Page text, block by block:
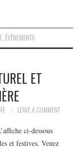
, ÉVÈNEMENTS
ET
LEAVE A COMMENT
ci-dessous
et festives. Venez